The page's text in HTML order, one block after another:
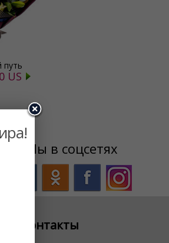
путь
US
Мы в соцсетях
Контакты